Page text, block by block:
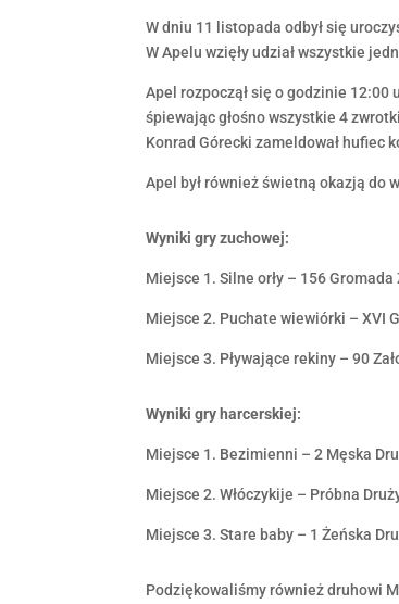
W dniu 11 listopada odbył się
W Apelu wzięły udział wszystkie
Apel rozpoczął się o godzinie
śpiewając głośno wszystkie 4
Konrad Górecki zameldował hufiec
Apel był również świetną okazją do
Wyniki gry zuchowej:
Miejsce 1. Silne orły – 156
Miejsce 2. Puchate wiewiórki – XVI
Miejsce 3. Pływające rekiny – 90
Wyniki gry harcerskiej:
Miejsce 1. Bezimienni – 2 Męska
Miejsce 2. Włóczykije – Próbna
Miejsce 3. Stare baby – 1 Żeńska
Podziękowaliśmy również druhowi